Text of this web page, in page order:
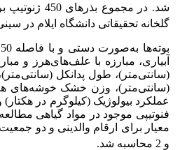
شد. در مجموع بذرهای 450 ژنوتیپ برنج نسل F
گلخانه تحقیقاتی دانشگاه ایلام
آبیاری، مبارزه با علف‌های‌هرز و
(سانتی‌متر)، طول پدانکل
(سانتی‌متر)، وزن خشک خوشه‌های هر
عملکرد بیولوژیک (کیلوگرم در
فنوتیپی موجود در مواد گیاهی
معیار برای ارقام والدینی و دو جمعیت F
و 2 محاسبه شد.